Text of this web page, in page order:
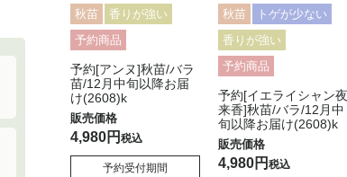
秋苗
香りが強い
予約商品
予約[アンヌ]秋苗/バラ
苗/12月中旬以降お届
け(2608)k
4,980 税込
予約受付期間
秋苗
トゲが少ない
香りが強い
予約商品
予約[イエライシャン夜
来香]秋苗/バラ/12月中
旬以降お届け(2608)k
4,980 税込